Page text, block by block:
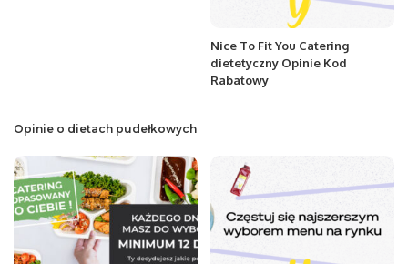
Nice To Fit You Catering
dietetyczny Opinie Kod
Rabatowy
Opinie o dietach pudełkowych